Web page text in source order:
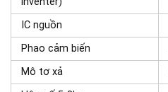
IC nguồn
Phao cảm biến
Mô tơ xả